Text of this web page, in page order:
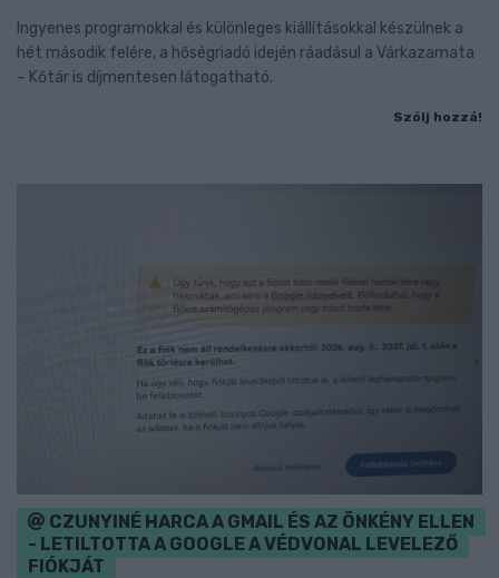
Ingyenes programokkal és különleges kiállításokkal készülnek a
hét második felére, a hőségriadó idején ráadásul a Várkazamata
– Kőtár is díjmentesen látogatható.
Szólj hozzá!
CZUNYINÉ HARCA A GMAIL ÉS AZ ÖNKÉNY ELLEN
- LETILTOTTA A GOOGLE A VÉDVONAL LEVELEZŐ
FIÓKJÁT